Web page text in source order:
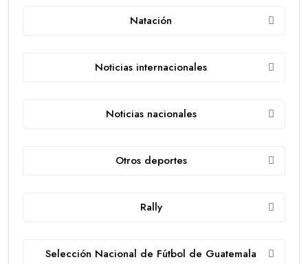
Natación
Noticias internacionales
Noticias nacionales
Otros deportes
Rally
Selección Nacional de Fútbol de Guatemala